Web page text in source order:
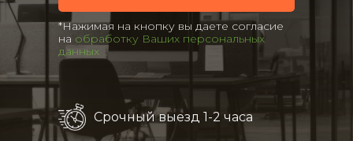
Срочный выезд 1-2 часа
*Нажимая на кнопку вы даете согласие
на обработку Ваших персональных
данных